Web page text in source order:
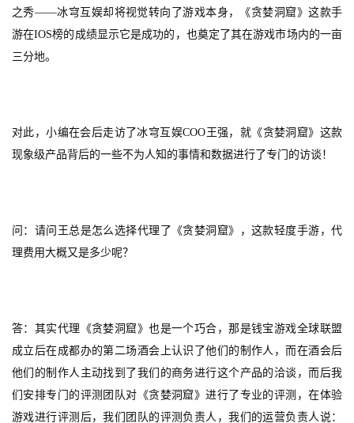
之秀——冰穹互娱却将视觉转向了游戏本身，《贪婪洞窟》这款手
游在IOS榜的成绩显示它是成功的，也奠定了其在游戏市场内的一亩
三分地。
对此，小编在会后走访了冰穹互娱COO 王强，就 《贪婪洞窟》这款
现象级产品背后的一些不为人知的事情和数据进行了专门的访谈！
问：请问王总是怎么选择代理了《贪婪洞窟》，这款轻度手游，代
理费用大概又是多少呢？
答：其实代理《贪婪洞窟》也是一个巧合，那是钱宝游戏全球联盟
成立后在成都办的第二场酒会上认识了他们的制作人，而在酒会后
他们的制作人主动找到了我们的商务进行这个产品的洽谈，而后我
们安排专门的评测团队对《贪婪洞窟》进行了专业的评测，在体验
游戏进行评测后，我们团队的评测负责人，我们的运营负责人说：